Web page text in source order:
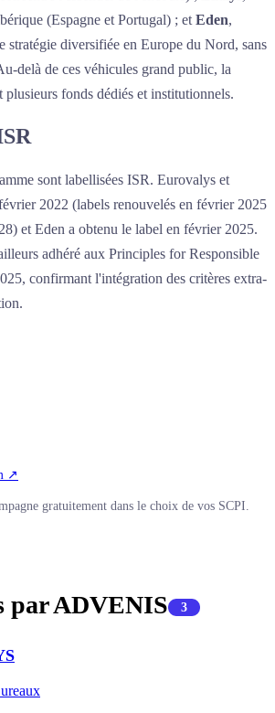
(Espagne et Portugal) ; et Eden,
stratégie diversifiée en Europe du Nord, sans
delà de ces véhicules grand public, la
plusieurs fonds dédiés et institutionnels.
sont labellisées ISR. Eurovalys et
2022 (labels renouvelés en février 2025
et Eden a obtenu le label en février 2025.
adhéré aux Principles for Responsible
confirmant l'intégration des critères extra-
↗
gratuitement dans le choix de vos SCPI.
parADVENIS 3